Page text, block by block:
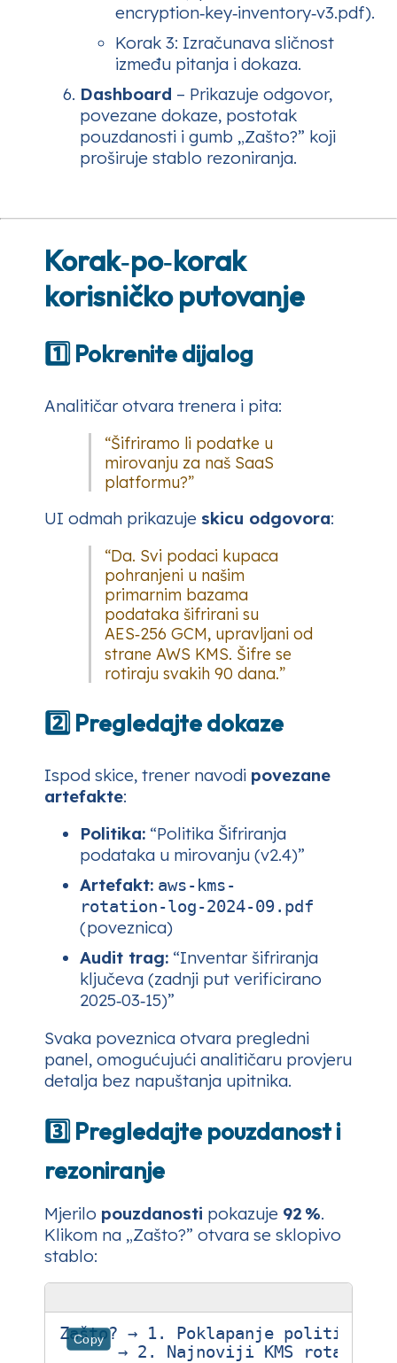
encryption‑key‑inventory‑v3.pdf).
Korak 3: Izračunava sličnost
između pitanja i dokaza.
Dashboard – Prikazuje odgovor,
povezane dokaze, postotak
pouzdanosti i gumb „Zašto?” koji
proširuje stablo rezoniranja.
Korak‑po‑korak
korisničko putovanje
1️⃣ Pokrenite dijalog
Analitičar otvara trenera i pita:
“Šifriramo li podatke u
mirovanju za naš SaaS
platformu?”
UI odmah prikazuje skicu odgovora:
“Da. Svi podaci kupaca
pohranjeni u našim
primarnim bazama
podataka šifrirani su
AES‑256 GCM, upravljani od
strane AWS KMS. Šifre se
rotiraju svakih 90 dana.”
2️⃣ Pregledajte dokaze
Ispod skice, trener navodi povezane
artefakte:
Politika: “Politika Šifriranja
podataka u mirovanju (v2.4)”
Artefakt: aws-kms-
rotation‑log‑2024-09.pdf
(poveznica)
Audit trag: “Inventar šifriranja
ključeva (zadnji put verificirano
2025‑03‑15)”
Svaka poveznica otvara pregledni
panel, omogućujući analitičaru provjeru
detalja bez napuštanja upitnika.
3️⃣ Pregledajte pouzdanost i
rezoniranje
Mjerilo pouzdanosti pokazuje 92 %.
Klikom na „Zašto?” otvara se sklopivo
stablo:
Copy
Zašto? → 1. Poklapanje politike
→ 2. Najnoviji KMS